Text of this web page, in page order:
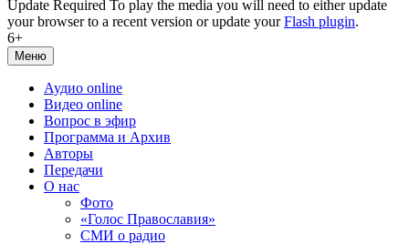
Update Required To play the media you will need to either update
your browser to a recent version or update yourFlash plugin.
6+
Меню
Аудио online
Видео online
Вопрос в эфир
Программа и Архив
Авторы
Передачи
О нас
Фото
«Голос Православия»
СМИ о радио